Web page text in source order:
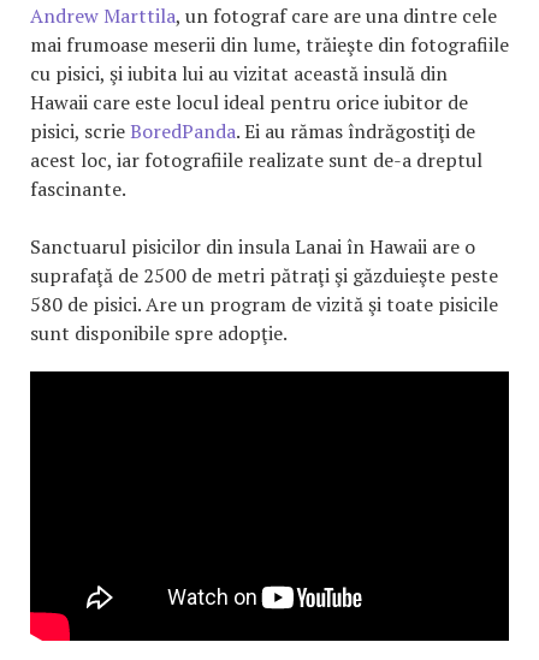
Andrew Marttila, un fotograf care are una dintre cele
mai frumoase meserii din lume, trăieşte din fotografiile
cu pisici, şi iubita lui au vizitat această insulă din
Hawaii care este locul ideal pentru orice iubitor de
pisici, scrieBoredPanda. Ei au rămas îndrăgostiţi de
acest loc, iar fotografiile realizate sunt de-a dreptul
fascinante.
Sanctuarul pisicilor din insula Lanai în Hawaii are o
suprafaţă de 2500 de metri pătraţi şi găzduieşte peste
580 de pisici. Are un program de vizită şi toate pisicile
sunt disponibile spre adopţie.